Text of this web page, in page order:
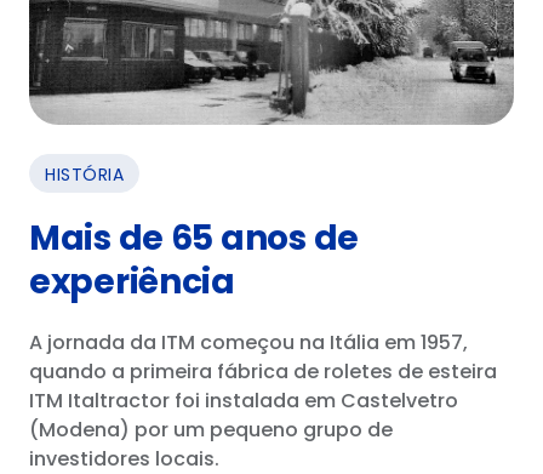
HISTÓRIA
Mais de 65 anos de
experiência
A jornada da ITM começou na Itália em 1957,
quando a primeira fábrica de roletes de esteira
ITM Italtractor foi instalada em Castelvetro
(Modena) por um pequeno grupo de
investidores locais.